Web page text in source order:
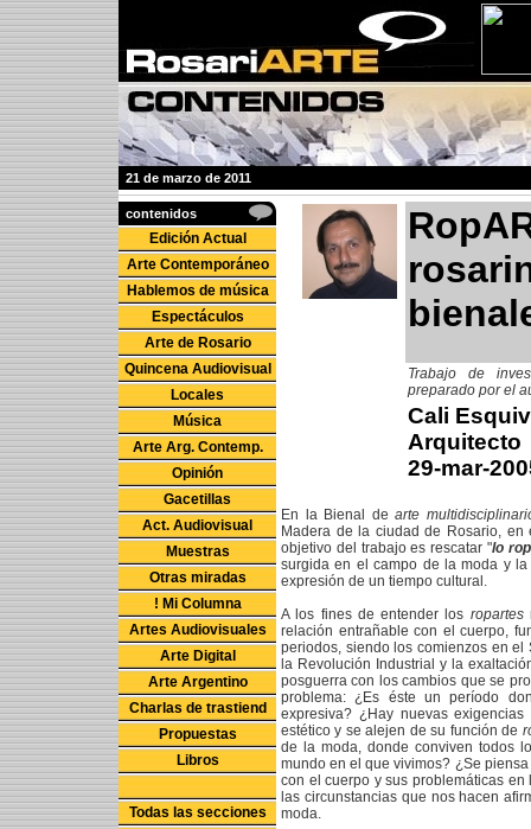
21 de marzo de 2011
contenidos
Edición Actual
Arte Contemporáneo
Hablemos de música
Espectáculos
Arte de Rosario
Quincena Audiovisual
Locales
Música
Arte Arg. Contemp.
Opinión
Gacetillas
Act. Audiovisual
Muestras
Otras miradas
! Mi Columna
Artes Audiovisuales
Arte Digital
Arte Argentino
Charlas de trastiend
Propuestas
Libros
Todas las secciones
Trabajo de
preparado por el
Cali
Arquitecto
29-mar-
En la Bienal de arte
Madera de la ciudad de Rosario,
objetivo del trabajo es rescatar "lo
surgida en el campo de la moda y
expresión de un tiempo cultural.
A los fines de entender los ropartes
relación entrañable con el cuerpo,
periodos, siendo los comienzos en
la Revolución Industrial y la
posguerra con los cambios que se
problema: ¿Es éste un período
expresiva? ¿Hay nuevas
estético y se alejen de su función de
de la moda, donde conviven todos
mundo en el que vivimos? ¿Se
con el cuerpo y sus problemáticas
las circunstancias que nos hacen
moda.